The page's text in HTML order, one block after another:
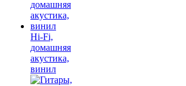
Hi-Fi,
домашняя
акустика,
винил